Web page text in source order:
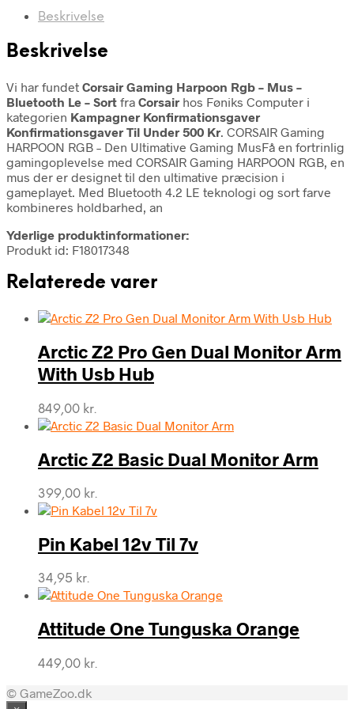
Beskrivelse
Beskrivelse
Vi har fundet Corsair Gaming Harpoon Rgb – Mus –
Bluetooth Le – Sort fra Corsair hos Føniks Computer i
kategorien Kampagner Konfirmationsgaver
Konfirmationsgaver Til Under 500 Kr. CORSAIR Gaming
HARPOON RGB – Den Ultimative Gaming MusFå en fortrinlig
gamingoplevelse med CORSAIR Gaming HARPOON RGB, en
mus der er designet til den ultimative præcision i
gameplayet. Med Bluetooth 4.2 LE teknologi og sort farve
kombineres holdbarhed, an
Yderlige produktinformationer:
Produkt id: F18017348
Relaterede varer
Arctic Z2 Pro Gen Dual Monitor Arm
With Usb Hub
849,00 kr.
Arctic Z2 Basic Dual Monitor Arm
399,00 kr.
Pin Kabel 12v Til 7v
34,95 kr.
Attitude One Tunguska Orange
449,00 kr.
© GameZoo.dk